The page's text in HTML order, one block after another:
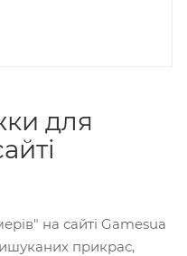
для
на сайті Gamesua
прикрас,